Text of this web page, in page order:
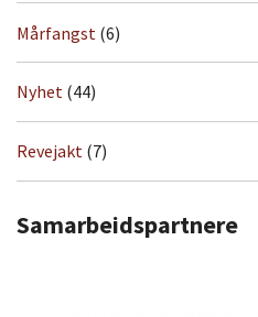
Mårfangst (6)
Nyhet (44)
Revejakt (7)
Samarbeidspartnere